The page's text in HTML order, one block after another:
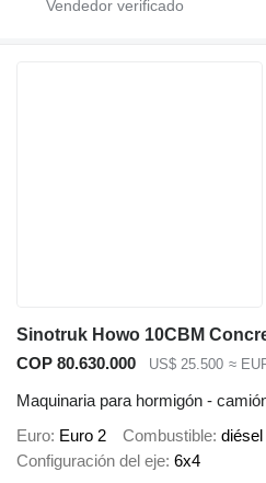
Sinotruk Howo 10CBM
COP 80.630.000
US$ 25.500 ≈
Maquinaria para hormigón -
Euro Euro 2 Combustible diésel
Configuración del eje 6x4